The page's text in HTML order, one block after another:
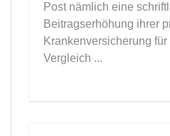
Post nämlich eine
Beitragserhöhung ihrer
Krankenversicherung
Vergleich ...